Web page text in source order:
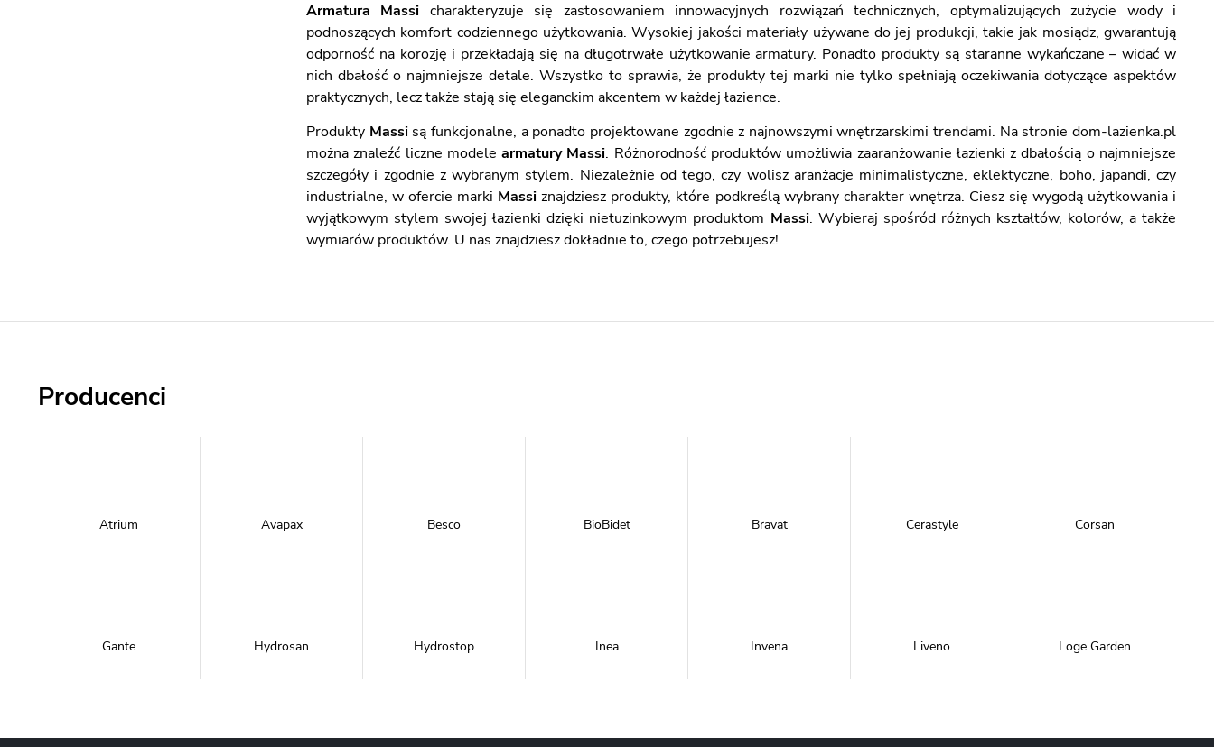
Armatura Massi charakteryzuje się zastosowaniem innowacyjnych rozwiązań technicznych, optymalizujących zużycie wody i
podnoszących komfort codziennego użytkowania. Wysokiej jakości materiały używane do jej produkcji, takie jak mosiądz, gwarantują
odporność na korozję i przekładają się na długotrwałe użytkowanie armatury. Ponadto produkty są staranne wykańczane – widać w
nich dbałość o najmniejsze detale. Wszystko to sprawia, że produkty tej marki nie tylko spełniają oczekiwania dotyczące aspektów
praktycznych, lecz także stają się eleganckim akcentem w każdej łazience.
Produkty Massisą funkcjonalne, a ponadto projektowane zgodnie z najnowszymi wnętrzarskimi trendami. Na stronie dom-lazienka.pl
można znaleźć liczne modelearmatury Massi. Różnorodność produktów umożliwia zaaranżowanie łazienki z dbałością o najmniejsze
szczegóły i zgodnie z wybranym stylem. Niezależnie od tego, czy wolisz aranżacje minimalistyczne, eklektyczne, boho, japandi, czy
industrialne, w ofercie marki Massi znajdziesz produkty, które podkreślą wybrany charakter wnętrza. Ciesz się wygodą użytkowania i
wyjątkowym stylem swojej łazienki dzięki nietuzinkowym produktom Massi. Wybieraj spośród różnych kształtów, kolorów, a także
wymiarów produktów. U nas znajdziesz dokładnie to, czego potrzebujesz!
Producenci
Atrium Avapax Besco BioBidet Bravat Cerastyle Corsan
Gante Hydrosan Hydrostop Inea Invena Liveno Loge Garden